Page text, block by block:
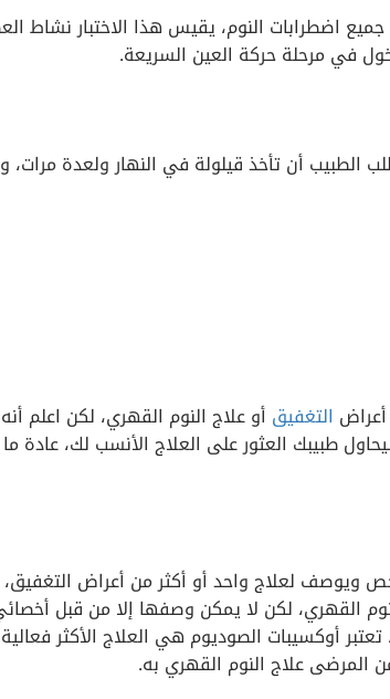
اضطرابات النوم، يقيس هذا الاختبار نشاط
في مرحلة حركة العين السريعة.
الطبيب أن تأخذ قيلولة في النهار ولعدة
التغفيق أو علاج النوم القهري، لكن اعلم
طبيبك العثور على العلاج الأنسب لك، عادة ما
ويوصف لعلاج واحد أو أكثر من أعراض
القهري، لكن لا يمكن وصفها إلا من قبل
أوكسيبات الصوديوم هي العلاج الأكثر
المرضى علاج النوم القهري به.